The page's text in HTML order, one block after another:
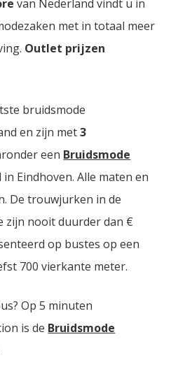
van Nederland vindt u in
met in totaal meer
Outlet prijzen
bruidsmode
en zijn met3
een Bruidsmode
in Eindhoven. Alle maten en
De trouwjurken in de
zijn nooit duurder dan €
op bustes op een
700 vierkante meter.
Op 5 minuten
is de Bruidsmode